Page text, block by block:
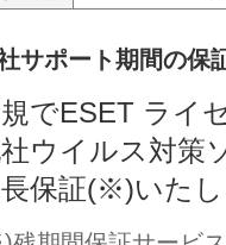
サポート期間の保
でESET ライ
ウイルス対策
保証(※)いた